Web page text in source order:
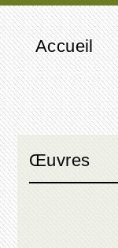
Accueil
Œuvres